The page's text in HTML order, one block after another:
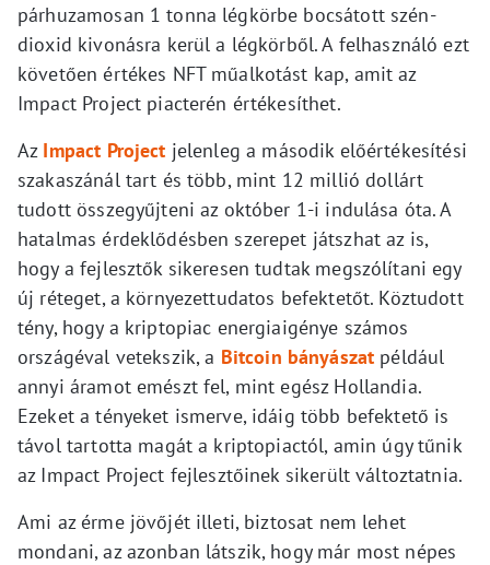
párhuzamosan 1 tonna légkörbe bocsátott szén-
dioxid kivonásra kerül a légkörből. A felhasználó ezt
követően értékes NFT műalkotást kap, amit az
Impact Project piacterén értékesíthet.
Az Impact Project jelenleg a második előértékesítési
szakaszánál tart és több, mint 12 millió dollárt
tudott összegyűjteni az október 1-i indulása óta. A
hatalmas érdeklődésben szerepet játszhat az is,
hogy a fejlesztők sikeresen tudtak megszólítani egy
új réteget, a környezettudatos befektetőt. Köztudott
tény, hogy a kriptopiac energiaigénye számos
országéval vetekszik, a Bitcoin bányászat például
annyi áramot emészt fel, mint egész Hollandia.
Ezeket a tényeket ismerve, idáig több befektető is
távol tartotta magát a kriptopiactól, amin úgy tűnik
az Impact Project fejlesztőinek sikerült változtatnia.
Ami az érme jövőjét illeti, biztosat nem lehet
mondani, az azonban látszik, hogy már most népes